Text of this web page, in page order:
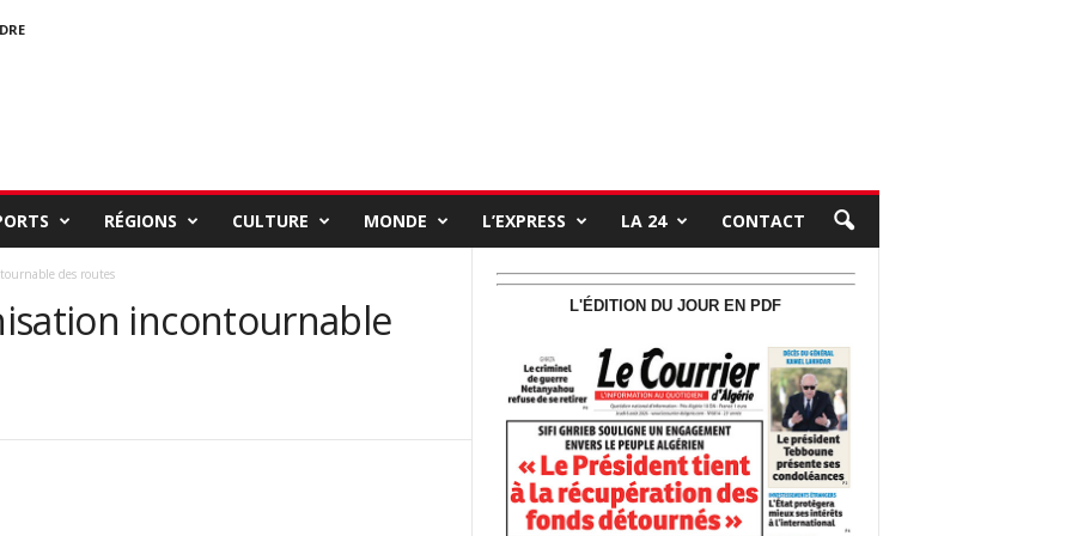
RÉGIONS CULTURE MONDE L’EXPRESS LA 24 CONTACT
des routes
incontournable
L'ÉDITION DU JOUR EN PDF